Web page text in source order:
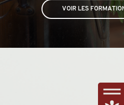
VOIR LES